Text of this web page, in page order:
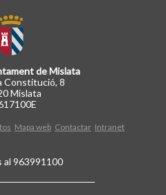
de Mislata
Constitució, 8
Mislata
Mapa web Contactar Intranet
al 963991100